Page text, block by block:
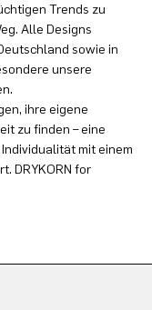
Trends zu
Alle Designs
sowie in
unsere
ihre eigene
zu finden – eine
mit einem
DRYKORN for